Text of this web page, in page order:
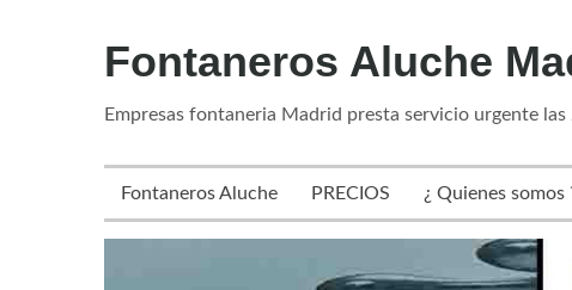
Fontaneros Aluche
Empresas fontaneria Madrid presta servicio urgente las
Fontaneros Aluche PRECIOS ¿ Quienes somos